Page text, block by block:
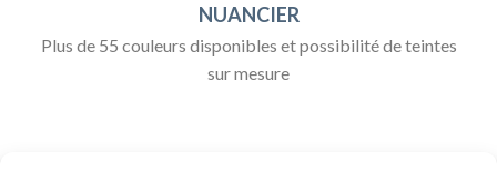
NUANCIER
Plus de 55 couleurs disponibles et possibilité de teintes
sur mesure